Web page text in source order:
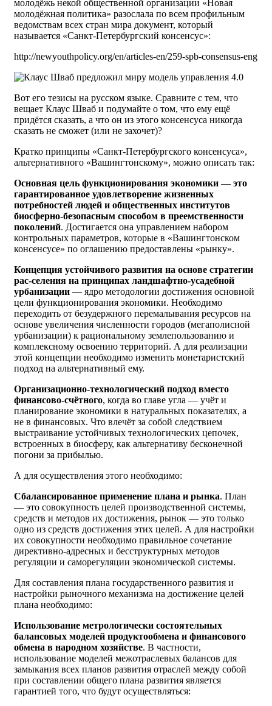
молодёжь некой общественной организации «Новая
молодёжная политика» разослала по всем профильным
ведомствам всех стран мира документ, который
называется «Санкт-Петербургский консенсус»:
http://newyouthpolicy.org/en/articles-en/259-spb-consensus-eng
Вот его тезисы на русском языке. Сравните с тем, что
вещает Клаус Шваб и подумайте о том, что ему ещё
придётся сказать, а что он из этого консенсуса никогда
сказать не сможет (или не захочет)?
Кратко принципы «Санкт-Петербургского консенсуса»,
альтернативного «Вашингтонскому», можно описать так:
Основная цель функционирования экономики — это
гарантированное удовлетворение жизненных
потребностей людей и общественных институтов
биосферно-безопасным способом в преемственности
поколений. Достигается она управлением набором
контрольных параметров, которые в «Вашингтонском
консенсусе» по оглашению предоставлены «рынку».
Концепция устойчивого развития на основе стратегии
рас-селения на принципах ландшафтно-усадебной
урбанизации — ядро методологии достижения основной
цели функционирования экономики. Необходимо
переходить от безудержного перемалывания ресурсов на
основе увеличения численности городов (мегаполисной
урбанизации) к рациональному землепользованию и
комплексному освоению территорий. А для реализации
этой концепции необходимо изменить монетаристский
подход на альтернативный ему.
Организационно-технологический подход вместо
финансово-счётного, когда во главе угла — учёт и
планирование экономики в натуральных показателях, а
не в финансовых. Что влечёт за собой следствием
выстраивание устойчивых технологических цепочек,
встроенных в биосферу, как альтернативу бесконечной
погони за прибылью.
А для осуществления этого необходимо:
Сбалансированное применение плана и рынка. План
— это совокупность целей производственной системы,
средств и методов их достижения, рынок — это только
одно из средств достижения этих целей. А для настройки
их совокупности необходимо правильное сочетание
директивно-адресных и бесструктурных методов
регуляции и саморегуляции экономической системы.
Для составления плана государственного развития и
настройки рыночного механизма на достижение целей
плана необходимо:
Использование метрологически состоятельных
балансовых моделей продуктообмена и финансового
обмена в народном хозяйстве. В частности,
использование моделей межотраслевых балансов для
замыкания всех планов развития отраслей между собой
при составлении общего плана развития является
гарантией того, что будут осуществляться: